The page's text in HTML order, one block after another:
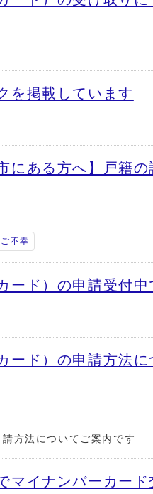
を掲載しています
にある方へ】戸籍
ご不幸
ード）の申請受付中
ード）の申請方法に
方法についてご案内です
マイナンバーカード